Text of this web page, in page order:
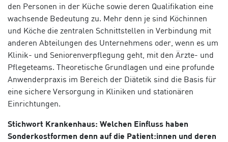
den Personen in der Küche sowie deren Qualifikation eine
wachsende Bedeutung zu. Mehr denn je sind Köchinnen
und Köche die zentralen Schnittstellen in Verbindung mit
anderen Abteilungen des Unternehmens oder, wenn es um
Klinik- und Seniorenverpflegung geht, mit den Ärzte- und
Pflegeteams. Theoretische Grundlagen und eine profunde
Anwenderpraxis im Bereich der Diätetik sind die Basis für
eine sichere Versorgung in Kliniken und stationären
Einrichtungen.
Stichwort Krankenhaus: Welchen Einfluss haben
Sonderkostformen denn auf die Patient:innen und deren